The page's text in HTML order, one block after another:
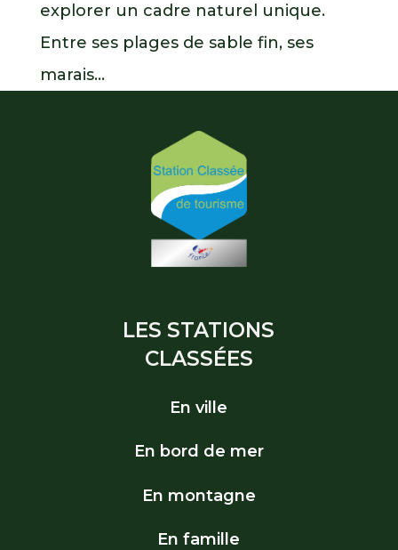
explorer un cadre naturel unique.
Entre ses plages de sable fin, ses
marais...
LES STATIONS
CLASSÉES
En ville
En bord de mer
En montagne
En famille